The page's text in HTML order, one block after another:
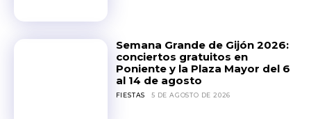
Semana Grande de Gijón 2026:
conciertos gratuitos en
Poniente y la Plaza Mayor del 6
al 14 de agosto
FIESTAS 5 DE AGOSTO DE 2026